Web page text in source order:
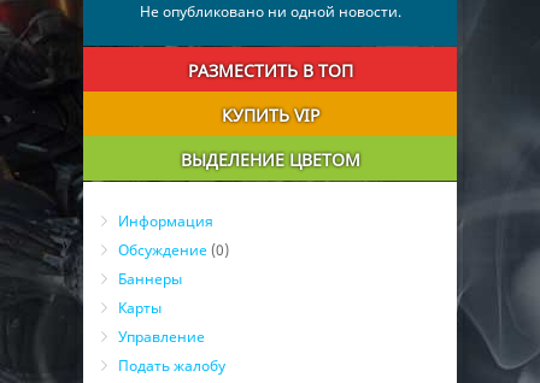
Не опубликовано ни одной новости.
РАЗМЕСТИТЬ В ТОП
КУПИТЬ VIP
ВЫДЕЛЕНИЕ ЦВЕТОМ
Информация
Обсуждение (0)
Баннеры
Карты
Управление
Подать жалобу